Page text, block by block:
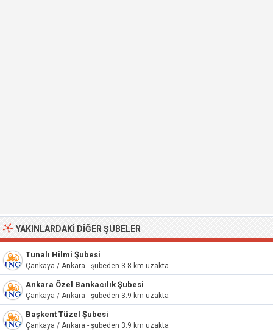
YAKINLARDAKI DIĞER ŞUBELER
Tunalı Hilmi Şubesi
Çankaya / Ankara - şubeden 3.8 km uzakta
Ankara Özel Bankacılık Şubesi
Çankaya / Ankara - şubeden 3.9 km uzakta
Başkent Tüzel Şubesi
Çankaya / Ankara - şubeden 3.9 km uzakta